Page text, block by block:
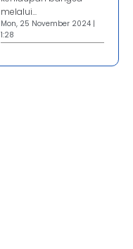
melalui...
Mon, 25 November 2024 |
1:28